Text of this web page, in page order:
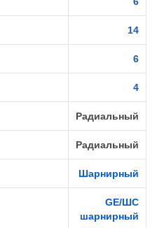
14
6
4
Радиальный
Радиальный
Шарнирный
GE/ШС
шарнирный